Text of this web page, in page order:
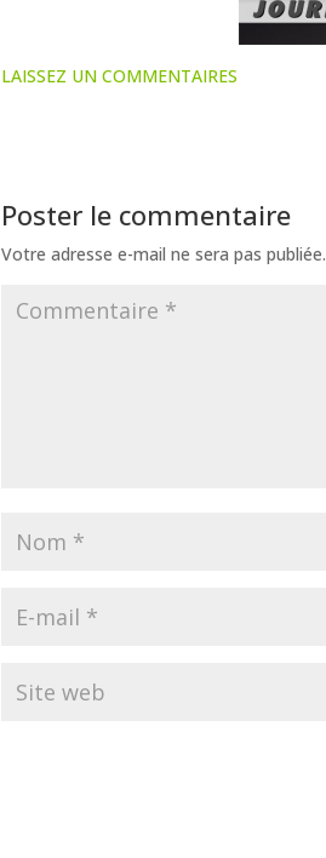
LAISSEZ UN COMMENTAIRES
Poster le commentaire
Votre adresse e-mail ne sera pas publiée.